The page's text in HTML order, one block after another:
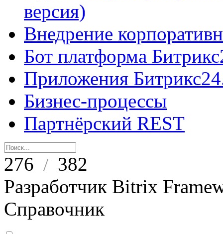
версия)
Внедрение
Бот платформа
Приложения
Бизнес-процессы
Партнёрский REST
276 / 382
Разработчик Bitrix
Справочник